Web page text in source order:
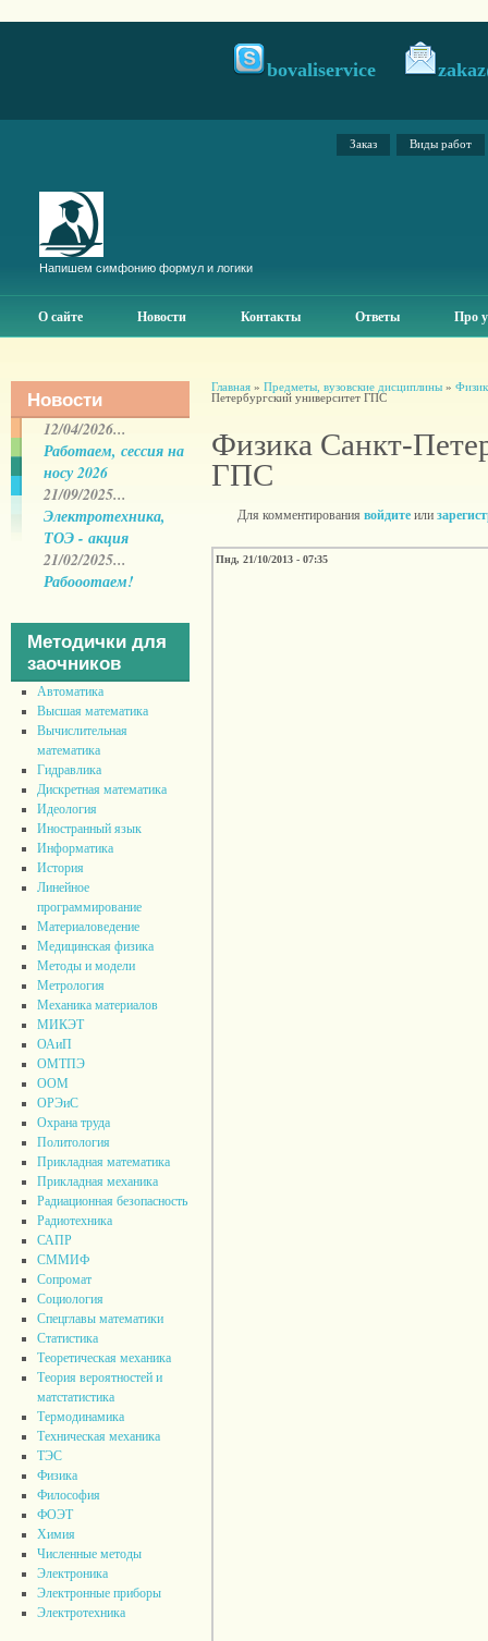
bovaliservice
Заказ Виды работ
Напишем симфонию формул и логики
О сайте Новости Контакты Ответы Про
Новости
12/04/2026...
Работаем, сессия на
носу 2026
21/09/2025...
Электротехника,
ТОЭ - акция
21/02/2025...
Рабооотаем!
Методички для
заочников
Автоматика
Высшая математика
Вычислительная
математика
Гидравлика
Дискретная математика
Идеология
Иностранный язык
Информатика
История
Линейное
программирование
Материаловедение
Медицинская физика
Методы и модели
Метрология
Механика материалов
МИКЭТ
ОАиП
ОМТПЭ
ООМ
ОРЭиС
Охрана труда
Политология
Прикладная математика
Прикладная механика
Радиационная безопасность
Радиотехника
САПР
СММИФ
Сопромат
Социология
Спецглавы математики
Статистика
Теоретическая механика
Теория вероятностей и
матстатистика
Термодинамика
Техническая механика
ТЭС
Физика
Философия
ФОЭТ
Химия
Численные методы
Электроника
Электронные приборы
Электротехника
Главная» Предметы, вузовские дисциплины»
Петербургский университет ГПС
Физика Санкт-
ГПС
Для комментирования войдитеили
Пнд, 21/10/2013 - 07:35